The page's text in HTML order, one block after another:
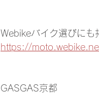
Webikeバイク選びにも
https://
GASGAS京都